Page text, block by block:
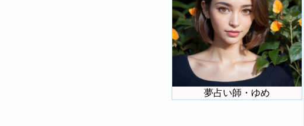
夢占い師・ゆめ